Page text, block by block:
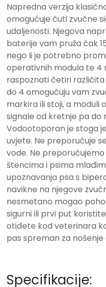
Napredna verzija
omogućuje čuti zvučne
udaljenosti. Njegova
baterije vam pruža čak
nego li je potrebno
operativnih modula te 4
raspoznati četiri različita
do 4 omogućuju vam
markira ili stoji, a moduli
signale od kretnje pa do
Vodootoporan je stoga
uvjete. Ne preporučuje
vode. Ne
štencima i psima
upoznavanja psa s
navikne na njegove
nesmetano mogao
sigurni ili prvi put
otiđete kod veterinara
pas spreman za nošenje
Specifikacije: